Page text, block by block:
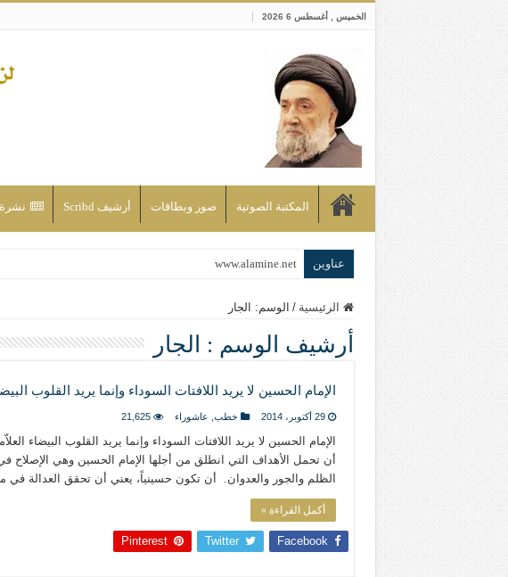
الخميس , أغسطس 6 2026
المكتبة الصوتية صور وبطاقات أرشيف Scribd نشرة
عناوين www.alamine.net
إذا كان التسنن هو الإيمان بسنة رسول الله ( صلى الله
علاقات المذاهب والأديان لا يجوز أن تكون على حساب الأوطان
ليست المنفعة تأتي من إسلامية النّظام كما لا تأتي المضرة من
المتهاون بوطنه متهاون بدينه حتماً
الرئيسية / الوسم: الجار
أرشيف الوسم : الجار
الإمام الحسين لا يريد اللافتات السوداء وإنما يريد القلوب
29 أكتوبر، 2014 خطب عاشوراء 21,625
الإمام الحسين لا يريد اللافتات السوداء وإنما يريد القلوب البيضاء
أن تحمل الأهداف التي انطلق من أجلها الإمام الحسين وهي الإصلاح
الظلم والجور والعدوان. أن تكون حسينياً، يعني أن تحقق العدالة
أكمل القراءة »
Facebook
Twitter
Pinterest